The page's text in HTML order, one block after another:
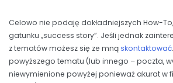
Celowo nie podaję dokładniejszych How-
gatunku „success story”. Jeśli jednak
z tematów możesz się ze mnąskontaktować
powyższego tematu (lub innego – poczta,
niewymienione powyżej ponieważ akurat w